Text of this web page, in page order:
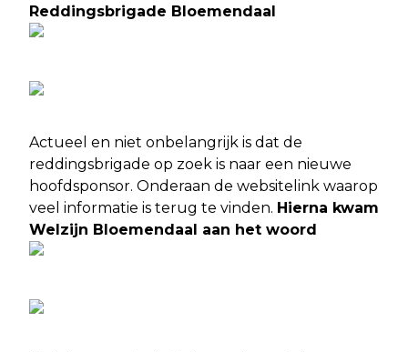
Reddingsbrigade Bloemendaal
Actueel en niet onbelangrijk is dat de
reddingsbrigade op zoek is naar een nieuwe
hoofdsponsor. Onderaan de websitelink waarop
veel informatie is terug te vinden. Hierna kwam
Welzijn Bloemendaal aan het woord